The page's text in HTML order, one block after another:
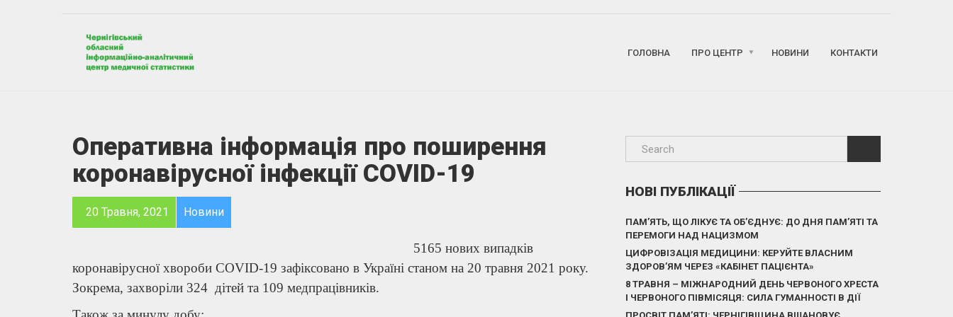
ГОЛОВНА ПРО ЦЕНТР НОВИНИ КОНТАКТИ
Оперативна інформація про поширення
коронавірусної інфекції COVID-19
20 Травня, 2021 Новини
5165 нових випадків
коронавірусної хвороби COVID-19 зафіксовано в Україні станом на 20 травня 2021 року.
Зокрема, захворіли 324 дітей та 109 медпрацівників.
НОВІ ПУБЛІКАЦІЇ
ПАМ’ЯТЬ, ЩО ЛІКУЄ ТА ОБ’ЄДНУЄ: ДО ДНЯ ПАМ’ЯТІ ТА
ПЕРЕМОГИ НАД НАЦИЗМОМ
ЦИФРОВІЗАЦІЯ МЕДИЦИНИ: КЕРУЙТЕ ВЛАСНИМ
ЗДОРОВ’ЯМ ЧЕРЕЗ «КАБІНЕТ ПАЦІЄНТА»
8 ТРАВНЯ – МІЖНАРОДНИЙ ДЕНЬ ЧЕРВОНОГО ХРЕСТА
І ЧЕРВОНОГО ПІВМІСЯЦЯ: СИЛА ГУМАННОСТІ В ДІЇ